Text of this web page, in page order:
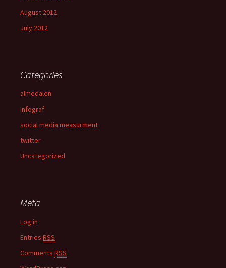
August 2012
July 2012
Categories
almedalen
Infograf
social media measurment
twitter
Uncategorized
Meta
Log in
Entries RSS
Comments RSS